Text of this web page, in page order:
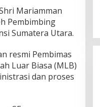
Mariamman
Pembimbing
Sumatera Utara.
resmi Pembimas
Luar Biasa (MLB)
dan proses